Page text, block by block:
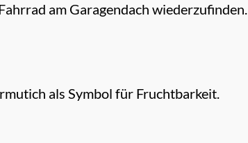
am Garagendach wiederzufinden.
als Symbol für Fruchtbarkeit.